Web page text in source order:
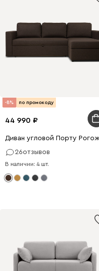
-8% по промокоду
44 990
Диван угловой Порту
26отзывов
В наличии: 4 шт.